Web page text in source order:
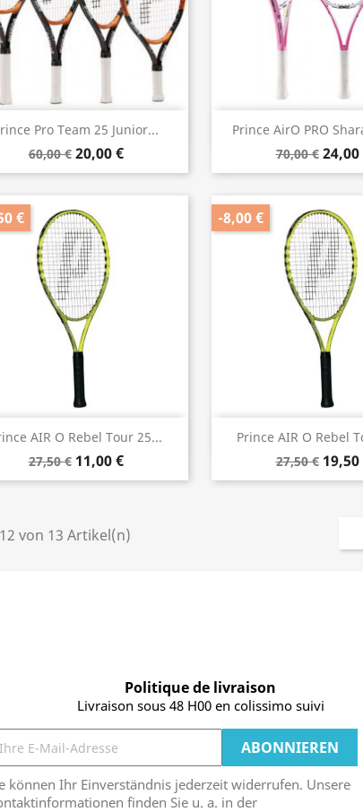
Pro Team 25 Junior...
60,00 € 20,00 €
Vorschau
Prince AirO PRO
70,00 € 24,00

AIR O Rebel Tour 25...
27,50 € 11,00 €
€
 Vorschau
Prince AIR O Rebel
27,50 € 19,50
-8,00 €

von 13 Artikel(n)
Politique de livraison
Livraison sous 48 H00 en colissimo suivi
können Ihr Einverständnis jederzeit widerrufen. Unsere
finden Sie u. a. in der